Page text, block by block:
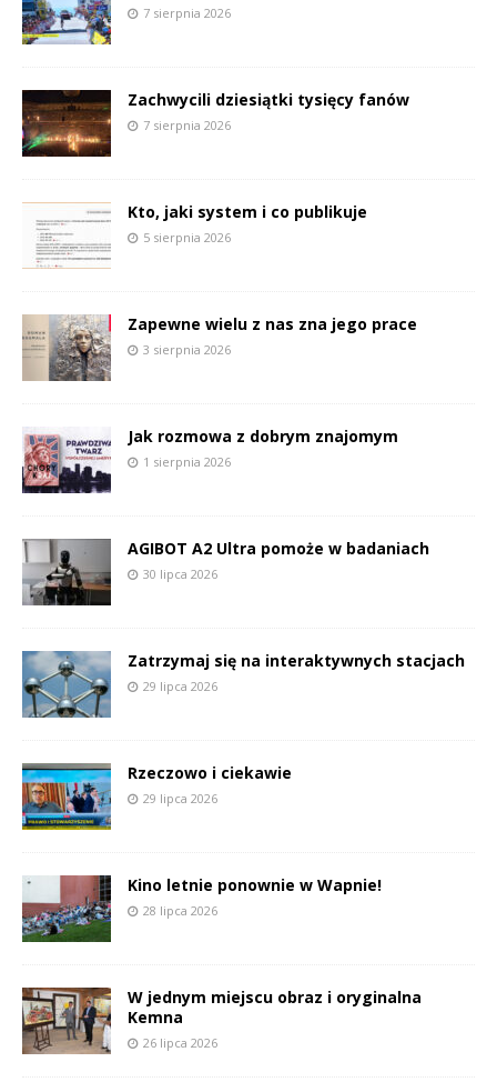
7 sierpnia 2026
Zachwycili dziesiątki tysięcy fanów
7 sierpnia 2026
Kto, jaki system i co publikuje
5 sierpnia 2026
Zapewne wielu z nas zna jego prace
3 sierpnia 2026
Jak rozmowa z dobrym znajomym
1 sierpnia 2026
AGIBOT A2 Ultra pomoże w badaniach
30 lipca 2026
Zatrzymaj się na interaktywnych stacjach
29 lipca 2026
Rzeczowo i ciekawie
29 lipca 2026
Kino letnie ponownie w Wapnie!
28 lipca 2026
W jednym miejscu obraz i oryginalna
Kemna
26 lipca 2026